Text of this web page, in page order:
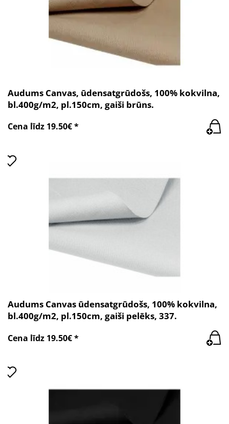
Audums Canvas, ūdensatgrūdošs, 100% kokvilna,
bl.400g/m2, pl.150cm, gaiši brūns.
Cena līdz 19.50€ *
Audums Canvas ūdensatgrūdošs, 100% kokvilna,
bl.400g/m2, pl.150cm, gaiši pelēks, 337.
Cena līdz 19.50€ *